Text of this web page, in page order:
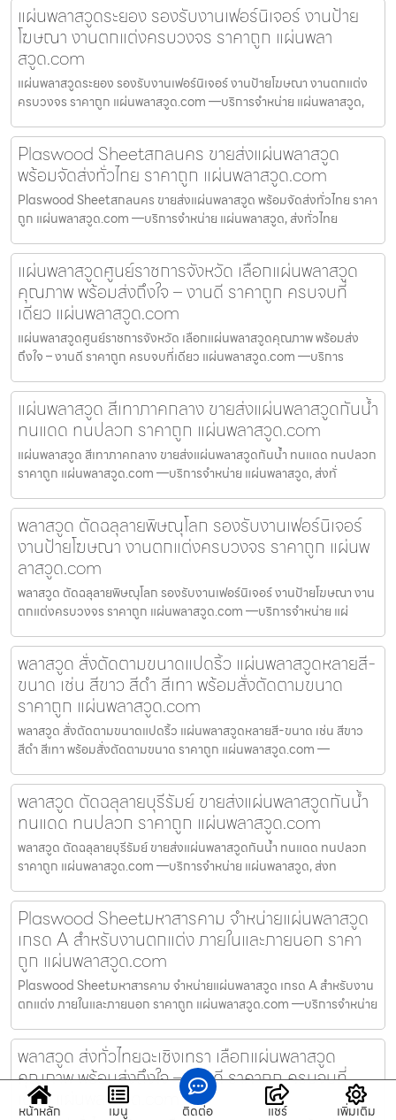
แผ่นพลาสวูดระยอง รองรับงานเฟอร์นิเจอร์ งานป้าย
โฆษณา งานตกแต่งครบวงจร ราคาถูก แผ่นพลา
สวูด.com
แผ่นพลาสวูดระยอง รองรับงานเฟอร์นิเจอร์ งานป้ายโฆษณา งานตกแต่ง
ครบวงจร ราคาถูก แผ่นพลาสวูด.com —บริการจำหน่าย แผ่นพลาสวูด,
Plaswood Sheetสกลนคร ขายส่งแผ่นพลาสวูด
พร้อมจัดส่งทั่วไทย ราคาถูก แผ่นพลาสวูด.com
Plaswood Sheetสกลนคร ขายส่งแผ่นพลาสวูด พร้อมจัดส่งทั่วไทย ราคา
ถูก แผ่นพลาสวูด.com —บริการจำหน่าย แผ่นพลาสวูด, ส่งทั่วไทย
แผ่นพลาสวูดศูนย์ราชการจังหวัด เลือกแผ่นพลาสวูด
คุณภาพ พร้อมส่งถึงใจ – งานดี ราคาถูก ครบจบที่
เดียว แผ่นพลาสวูด.com
แผ่นพลาสวูดศูนย์ราชการจังหวัด เลือกแผ่นพลาสวูดคุณภาพ พร้อมส่ง
ถึงใจ – งานดี ราคาถูก ครบจบที่เดียว แผ่นพลาสวูด.com —บริการ
แผ่นพลาสวูด สีเทาภาคกลาง ขายส่งแผ่นพลาสวูดกันน้ำ
ทนแดด ทนปลวก ราคาถูก แผ่นพลาสวูด.com
แผ่นพลาสวูด สีเทาภาคกลาง ขายส่งแผ่นพลาสวูดกันน้ำ ทนแดด ทนปลวก
ราคาถูก แผ่นพลาสวูด.com —บริการจำหน่าย แผ่นพลาสวูด, ส่งทั่
พลาสวูด ตัดฉลุลายพิษณุโลก รองรับงานเฟอร์นิเจอร์
งานป้ายโฆษณา งานตกแต่งครบวงจร ราคาถูก แผ่นพ
ลาสวูด.com
พลาสวูด ตัดฉลุลายพิษณุโลก รองรับงานเฟอร์นิเจอร์ งานป้ายโฆษณา งาน
ตกแต่งครบวงจร ราคาถูก แผ่นพลาสวูด.com —บริการจำหน่าย แผ่
พลาสวูด สั่งตัดตามขนาดแปดริ้ว แผ่นพลาสวูดหลายสี-
ขนาด เช่น สีขาว สีดำ สีเทา พร้อมสั่งตัดตามขนาด
ราคาถูก แผ่นพลาสวูด.com
พลาสวูด สั่งตัดตามขนาดแปดริ้ว แผ่นพลาสวูดหลายสี-ขนาด เช่น สีขาว
สีดำ สีเทา พร้อมสั่งตัดตามขนาด ราคาถูก แผ่นพลาสวูด.com —
พลาสวูด ตัดฉลุลายบุรีรัมย์ ขายส่งแผ่นพลาสวูดกันน้ำ
ทนแดด ทนปลวก ราคาถูก แผ่นพลาสวูด.com
พลาสวูด ตัดฉลุลายบุรีรัมย์ ขายส่งแผ่นพลาสวูดกันน้ำ ทนแดด ทนปลวก
ราคาถูก แผ่นพลาสวูด.com —บริการจำหน่าย แผ่นพลาสวูด, ส่งท
Plaswood Sheetมหาสารคาม จำหน่ายแผ่นพลาสวูด
เกรด A สำหรับงานตกแต่ง ภายในและภายนอก ราคา
ถูก แผ่นพลาสวูด.com
Plaswood Sheetมหาสารคาม จำหน่ายแผ่นพลาสวูด เกรด A สำหรับงาน
ตกแต่ง ภายในและภายนอก ราคาถูก แผ่นพลาสวูด.com —บริการจำหน่าย
พลาสวูด ส่งทั่วไทยฉะเชิงเทรา เลือกแผ่นพลาสวูด
คุณภาพ พร้อมส่งถึงใจ – งานดี ราคาถูก ครบจบที่
เดียว แผ่นพลาสวูด.com
หน้าหลัก เมนู ติดต่อ แชร์ เพิ่มเติม